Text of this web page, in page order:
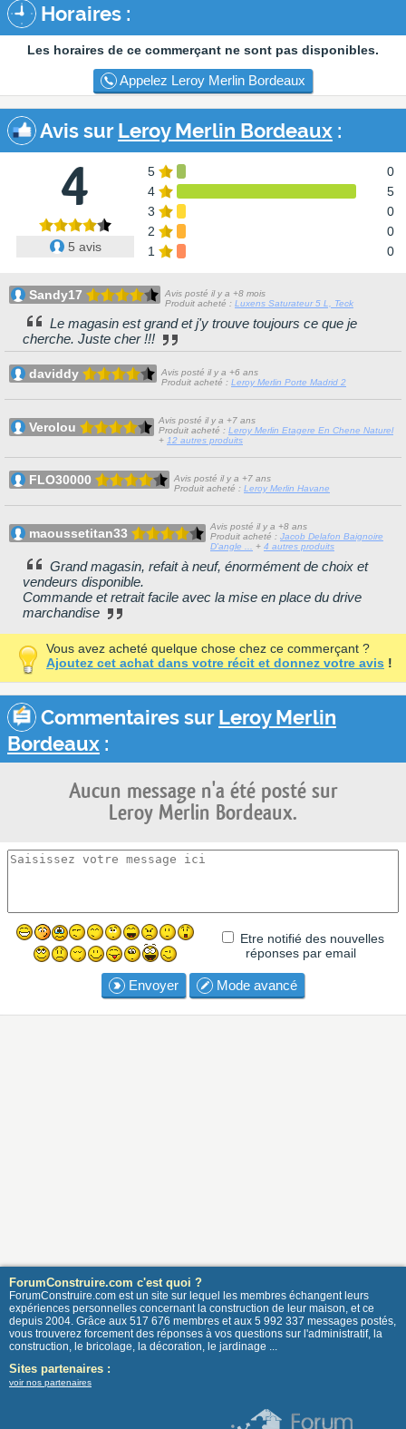
Horaires :
Les horaires de ce commerçant ne sont pas disponibles.
Appelez Leroy Merlin Bordeaux
Avis surLeroy Merlin Bordeaux :
4
5 avis
5
0
4
5
3
0
2
0
1
0
Sandy17
Avis posté il y a +8 mois
Produit acheté : Luxens Saturateur 5 L, Teck
Le magasin est grand et j'y trouve toujours ce que je
cherche. Juste cher !!!
daviddy
Avis posté il y a +6 ans
Produit acheté : Leroy Merlin Porte Madrid 2
Verolou
Avis posté il y a +7 ans
Produit acheté : Leroy Merlin Etagere En Chene Naturel
+ 12 autres produits
FLO30000
Avis posté il y a +7 ans
Produit acheté : Leroy Merlin Havane
maoussetitan33
Avis posté il y a +8 ans
Produit acheté : Jacob Delafon Baignoire
D'angle ... + 4 autres produits
Grand magasin, refait à neuf, énormément de choix et
vendeurs disponible.
Commande et retrait facile avec la mise en place du drive
marchandise
Vous avez acheté quelque chose chez ce commerçant ?
Ajoutez cet achat dans votre récit et donnez votre avis !
Commentaires surLeroy Merlin
Bordeaux :
Aucun message n'a été posté sur
Leroy Merlin Bordeaux.
Etre notifié des nouvelles
réponses par email
Envoyer Mode avancé
ForumConstruire.com c'est quoi ?
ForumConstruire.com est un site sur lequel les membres échangent leurs
expériences personnelles concernant la construction de leur maison, et ce
depuis 2004. Grâce aux 517 676 membres et aux 5 992 337 messages postés,
vous trouverez forcement des réponses à vos questions sur l'administratif, la
construction, le bricolage, la décoration, le jardinage ...
Sites partenaires :
voir nos partenaires